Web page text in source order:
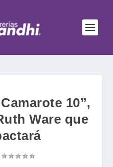
10”,
Ware que